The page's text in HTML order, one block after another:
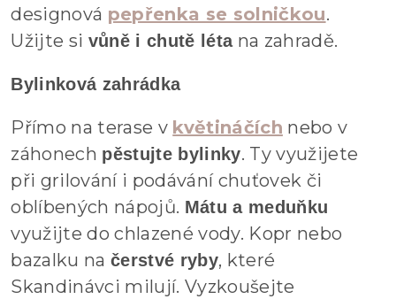
designová pepřenka se solničkou.
Užijte si vůně i chutě létana zahradě.
Bylinková zahrádka
Přímo na terase v květináčích nebo v
záhonech pěstujte bylinky. Ty využijete
při grilování i podávání chuťovek či
oblíbených nápojů. Mátu a meduňku
využijte do chlazené vody. Kopr nebo
bazalku na čerstvé ryby, které
Skandinávci milují. Vyzkoušejte